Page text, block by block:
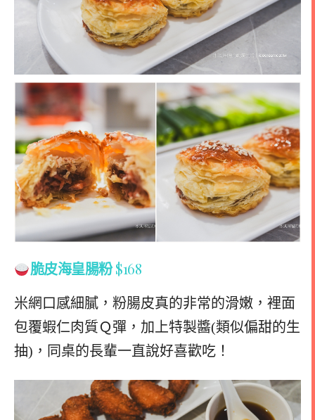
脆皮海皇腸粉$168
米網口感細膩，粉腸皮真的非常的滑嫩，裡面
包覆蝦仁肉質Ｑ彈，加上特製醬(類似偏甜的生
抽)，同桌的長輩一直說好喜歡吃！